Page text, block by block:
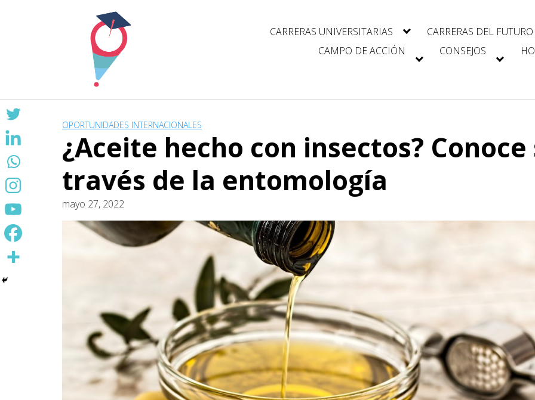
CARRERAS UNIVERSITARIAS
CARRERAS DEL FUTURO
CAMPO DE ACCIÓN
CONSEJOS
OPORTUNIDADES INTERNACIONALES
¿Aceite hecho con insectos?
través de la entomología
mayo 27, 2022